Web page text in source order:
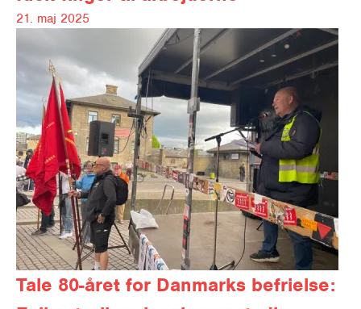
21. maj 2025
Tale 80-året for Danmarks befrielse: